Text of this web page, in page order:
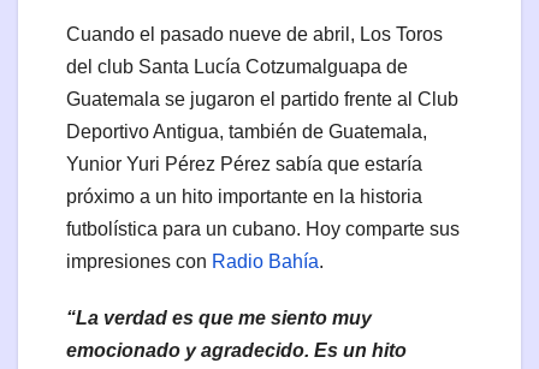
Cuando el pasado nueve de abril, Los Toros
del club Santa Lucía Cotzumalguapa de
Guatemala se jugaron el partido frente al Club
Deportivo Antigua, también de Guatemala,
Yunior Yuri Pérez Pérez sabía que estaría
próximo a un hito importante en la historia
futbolística para un cubano. Hoy comparte sus
impresiones con Radio Bahía.
“La verdad es que me siento muy
emocionado y agradecido. Es un hito